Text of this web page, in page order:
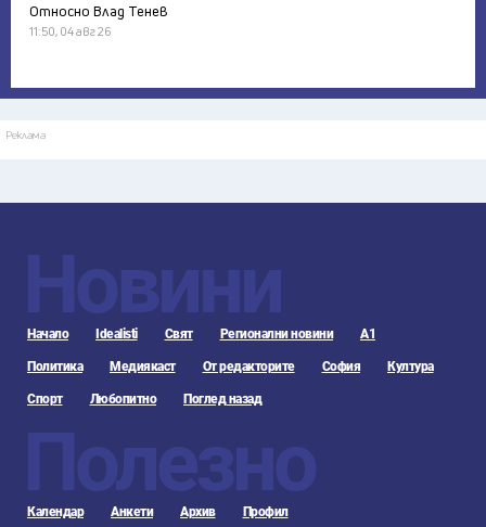
Относно Влад Тенев
11:50, 04 авг 26
Реклама
Новини
Начало Idealisti Свят Регионални новини А1
Политика Медиякаст От редакторите София Култура
Спорт Любопитно Поглед назад
Полезно
Календар Анкети Архив Профил